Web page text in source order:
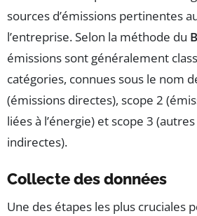
sources d’émissions pertinentes
l’entreprise. Selon la méthode du
émissions sont généralement
catégories, connues sous le nom
(émissions directes), scope 2
liées à l’énergie) et scope 3
indirectes).
Collecte des données
Une des étapes les plus cruciales